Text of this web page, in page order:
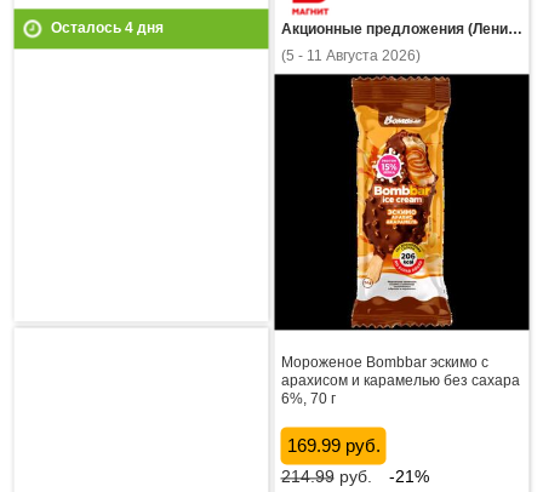
Осталось 4дня
Акционные предложения (Ленинградская область)
(5 - 11 Августа 2026)
Мороженое Bombbar эскимо с
арахисом и карамелью без сахара
6%, 70 г
169.99 руб.
214.99руб. -21%